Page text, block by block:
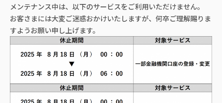
メンテナンス中は、以下のサービスをご利用いただけません。
お客さまには大変ご迷惑おかけいたしますが、何卒ご理解賜りま
すようお願い申し上げます。